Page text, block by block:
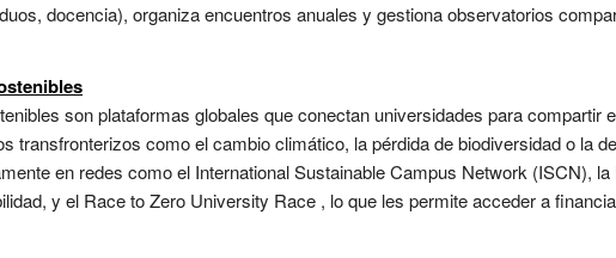
docencia), organiza encuentros anuales y gestiona observatorios
son plataformas globales que conectan universidades para compartir
transfronterizos como el cambio climático, la pérdida de biodiversidad o la
en redes como el International Sustainable Campus Network (ISCN),
y el Race to Zero University Race , lo que les permite acceder a